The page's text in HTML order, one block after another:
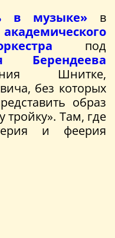
в музыке» в
под
Берендеева
Шнитке,
без которых
образ
тройку». Там, где
и феерия